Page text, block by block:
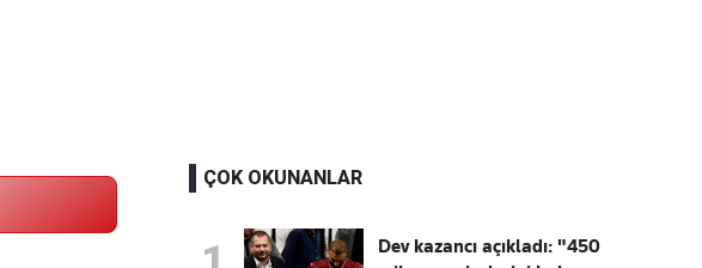
ÇOK OKUNANLAR
Dev kazancı açıkladı: "450